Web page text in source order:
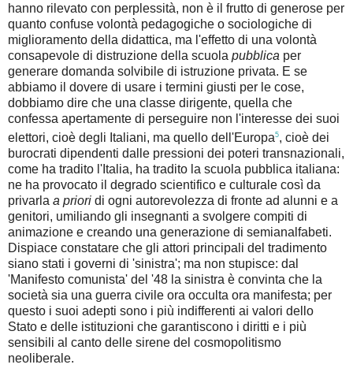
hanno rilevato con perplessità, non è il frutto di generose per
quanto confuse volontà pedagogiche o sociologiche di
miglioramento della didattica, ma l'effetto di una volontà
consapevole di distruzione della scuola pubblica per
generare domanda solvibile di istruzione privata. E se
abbiamo il dovere di usare i termini giusti per le cose,
dobbiamo dire che una classe dirigente, quella che
confessa apertamente di perseguire non l'interesse dei suoi
elettori, cioè degli Italiani, ma quello dell'Europa5, cioè dei
burocrati dipendenti dalle pressioni dei poteri transnazionali,
come ha tradito l'Italia, ha tradito la scuola pubblica italiana:
ne ha provocato il degrado scientifico e culturale così da
privarla a priori di ogni autorevolezza di fronte ad alunni e a
genitori, umiliando gli insegnanti a svolgere compiti di
animazione e creando una generazione di semianalfabeti.
Dispiace constatare che gli attori principali del tradimento
siano stati i governi di 'sinistra'; ma non stupisce: dal
'Manifesto comunista' del '48 la sinistra è convinta che la
società sia una guerra civile ora occulta ora manifesta; per
questo i suoi adepti sono i più indifferenti ai valori dello
Stato e delle istituzioni che garantiscono i diritti e i più
sensibili al canto delle sirene del cosmopolitismo
neoliberale.